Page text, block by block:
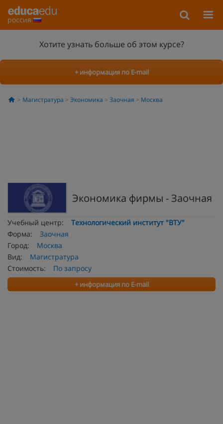
россия
Хотите узнать больше об этом курсе?
+ информация по E-mail
Магистратура Экономика Заочная Москва
Экономика фирмы - Заочная
Учебный центр:
Технологический институт "ВТУ"
Форма:
Заочная
Город:
Москва
Вид:
Магистратура
Стоимость:
По запросу
+ информация по E-mail